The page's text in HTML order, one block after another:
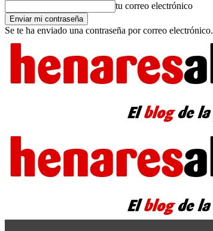
tu correo electrónico
Se te ha enviado una contraseña por correo electrónico.